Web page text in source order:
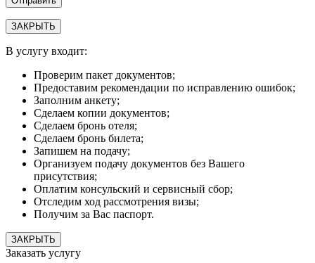
ЗАКРЫТЬ
В услугу входит:
Проверим пакет документов;
Предоставим рекомендации по исправлению ошибок;
Заполним анкету;
Сделаем копии документов;
Сделаем бронь отеля;
Сделаем бронь билета;
Запишем на подачу;
Организуем подачу документов без Вашего
присутствия;
Оплатим консульский и сервисный сбор;
Отследим ход рассмотрения визы;
Получим за Вас паспорт.
ЗАКРЫТЬ
Заказать услугу